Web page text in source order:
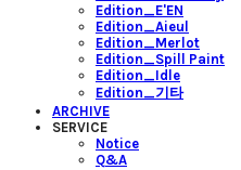
Edition_E'EN
Edition_Aieul
Edition_Merlot
Edition_Spill Paint
Edition_Idle
Edition_기타
ARCHIVE
SERVICE
Notice
Q&A